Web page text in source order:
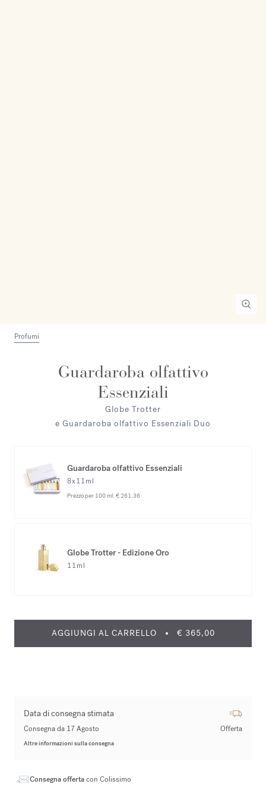
Profumi
Guardaroba olfattivo
Essenziali
Globe Trotter
e Guardaroba olfattivo Essenziali Duo
Guardaroba olfattivo Essenziali
8x11ml
Prezzo per 100 ml: € 261,36
Globe Trotter - Edizione Oro
11ml
AGGIUNGI AL CARRELLO € 365,00
Data di consegna stimata
Consegna da 17 Agosto Offerta
Altre informazioni sulla consegna
Consegna offertacon Colissimo